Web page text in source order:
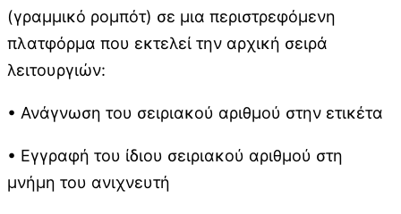
(γραμμικό ρομπότ) σε μια περιστρεφόμενη
πλατφόρμα που εκτελεί την αρχική σειρά
λειτουργιών:
• Ανάγνωση του σειριακού αριθμού στην ετικέτα
• Εγγραφή του ίδιου σειριακού αριθμού στη
μνήμη του ανιχνευτή